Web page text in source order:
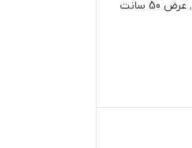
, عرض 50 سانت